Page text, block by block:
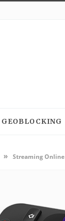
GEOBLOCKING
» Streaming Online